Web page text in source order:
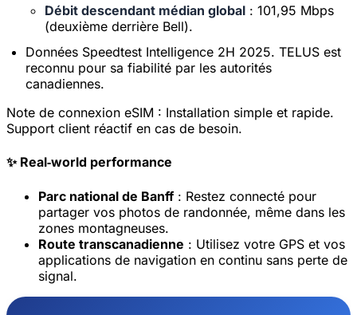
Débit descendant médian global : 101,95 Mbps
(deuxième derrière Bell).
Données Speedtest Intelligence 2H 2025. TELUS est
reconnu pour sa fiabilité par les autorités
canadiennes.
Note de connexion eSIM : Installation simple et rapide.
Support client réactif en cas de besoin.
✨ Real‑world performance
Parc national de Banff: Restez connecté pour
partager vos photos de randonnée, même dans les
zones montagneuses.
Route transcanadienne : Utilisez votre GPS et vos
applications de navigation en continu sans perte de
signal.
×
Offre à durée limitée